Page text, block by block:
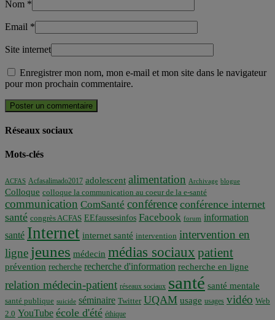
Nom *
Email *
Site internet
Enregistrer mon nom, mon e-mail et mon site dans le navigateur
pour mon prochain commentaire.
Réseaux sociaux
Mots-clés
ACFAS Acfasalimado2017 adolescent alimentation Archivage blogue
Colloque colloque la communication au coeur de la e-santé
communication ComSanté conférence conférence internet
santé congrès ACFAS EEfaussesinfos Facebook forum information
santé Internet internet santé intervention intervention en
ligne jeunes médecin médias sociaux patient
prévention recherche recherche d'information recherche en ligne
relation médecin-patient réseaux sociaux santé santé mentale
santé publique suicide séminaire Twitter UQAM usage usages vidéo Web
2.0 YouTube école d'été éthique